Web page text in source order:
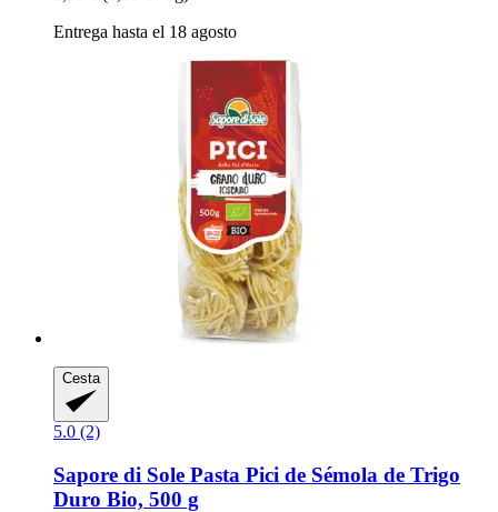
Entrega hasta el 18 agosto
Cesta
5.0 (2)
Sapore di Sole Pasta Pici de Sémola de Trigo
Duro Bio, 500 g